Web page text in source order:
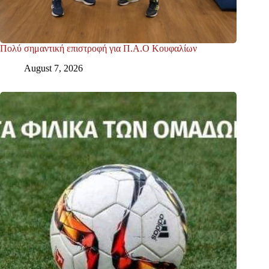
Πολύ σημαντική επιστροφή για Π.Α.Ο Κουφαλίων
August 7, 2026